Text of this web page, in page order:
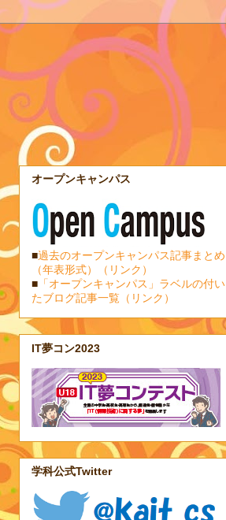
オープンキャンパス
■過去のオープンキャンパス記事まとめ
（年表形式）（リンク）
■ 「オープンキャンパス」ラベルの付い
たブログ記事一覧（リンク）
IT夢コン2023
学科公式Twitter